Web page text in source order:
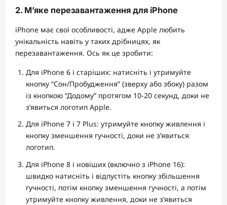
2. М’яке перезавантаження для iPhone
iPhone має свої особливості, адже Apple любить
унікальність навіть у таких дрібницях, як
перезавантаження. Ось як це зробити:
Для iPhone 6 і старіших: натисніть і утримуйте
кнопку “Сон/Пробудження” (зверху або збоку) разом
із кнопкою “Додому” протягом 10-20 секунд, доки не
з’явиться логотип Apple.
Для iPhone 7 і 7 Plus: утримуйте кнопку живлення і
кнопку зменшення гучності, доки не з’явиться
логотип.
Для iPhone 8 і новіших (включно з iPhone 16):
швидко натисніть і відпустіть кнопку збільшення
гучності, потім кнопку зменшення гучності, а потім
утримуйте кнопку живлення, доки не з’явиться